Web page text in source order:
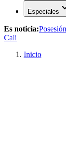
Especiales
Es noticia:
Cali
Inicio